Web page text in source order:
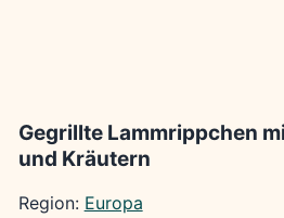
Gegrillte Lammrippchen
und Kräutern
Region: Europa